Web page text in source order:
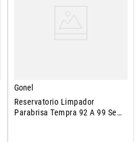
Gonel
Reservatorio Limpador
Parabrisa Tempra 92 A 99 Sem